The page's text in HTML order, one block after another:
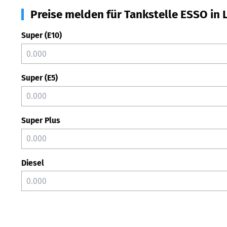
Preise melden für Tankstelle ESSO in
Super (E10)
Super (E5)
Super Plus
Diesel